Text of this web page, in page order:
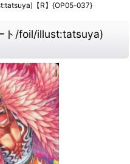
【R】{OP05-037}
ト/foil/illust:tatsuya)